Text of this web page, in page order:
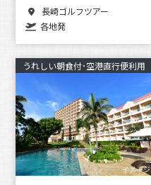
長崎ゴルフツアー
各地発
うれしい朝食付･空港直行便利用
イメージ